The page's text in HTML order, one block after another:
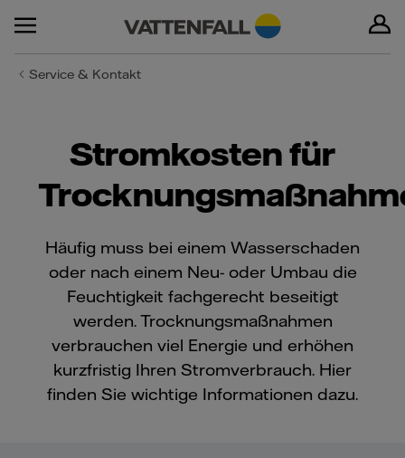
Service & Kontakt
Stromkosten für
Häufig muss bei einem Wasserschaden
oder nach einem Neu- oder Umbau die
Feuchtigkeit fachgerecht beseitigt
werden. Trocknungsmaßnahmen
verbrauchen viel Energie und erhöhen
kurzfristig Ihren Stromverbrauch. Hier
finden Sie wichtige Informationen dazu.